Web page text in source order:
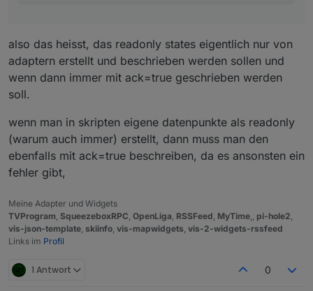
also das heisst, das readonly states eigentlich nur von
adaptern erstellt und beschrieben werden sollen und
wenn dann immer mit ack=true geschrieben werden
soll.
wenn man in skripten eigene datenpunkte als readonly
(warum auch immer) erstellt, dann muss man den
ebenfalls mit ack=true beschreiben, da es ansonsten ein
fehler gibt,
Meine Adapter und Widgets
TVProgram, SqueezeboxRPC, OpenLiga, RSSFeed, MyTime,, pi-hole2,
vis-json-template, skiinfo, vis-mapwidgets, vis-2-widgets-rssfeed
Links im Profil
1 Antwort 0